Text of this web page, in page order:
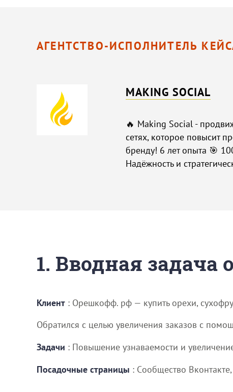
АГЕНТСТВО-ИСПОЛНИТЕЛЬ
MAKING SOCIAL
🔥 Making Social -
сетях, которое повысит
бренду! 6 лет опыта 🎯
Надёжность и
1. Вводная задача
Клиент : Орешкофф. рф — купить орехи,
Обратился с целью увеличения заказов с
Задачи : Повышение узнаваемости и
Посадочные страницы : Cообщество